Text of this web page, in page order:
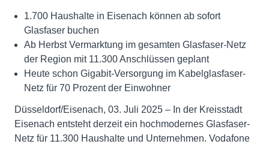
1.700 Haushalte in Eisenach können ab sofort
Glasfaser buchen
Ab Herbst Vermarktung im gesamten Glasfaser-Netz
der Region mit 11.300 Anschlüssen geplant
Heute schon Gigabit-Versorgung im Kabelglasfaser-
Netz für 70 Prozent der Einwohner
Düsseldorf/Eisenach, 03. Juli 2025 – In der Kreisstadt
Eisenach entsteht derzeit ein hochmodernes Glasfaser-
Netz für 11.300 Haushalte und Unternehmen. Vodafone